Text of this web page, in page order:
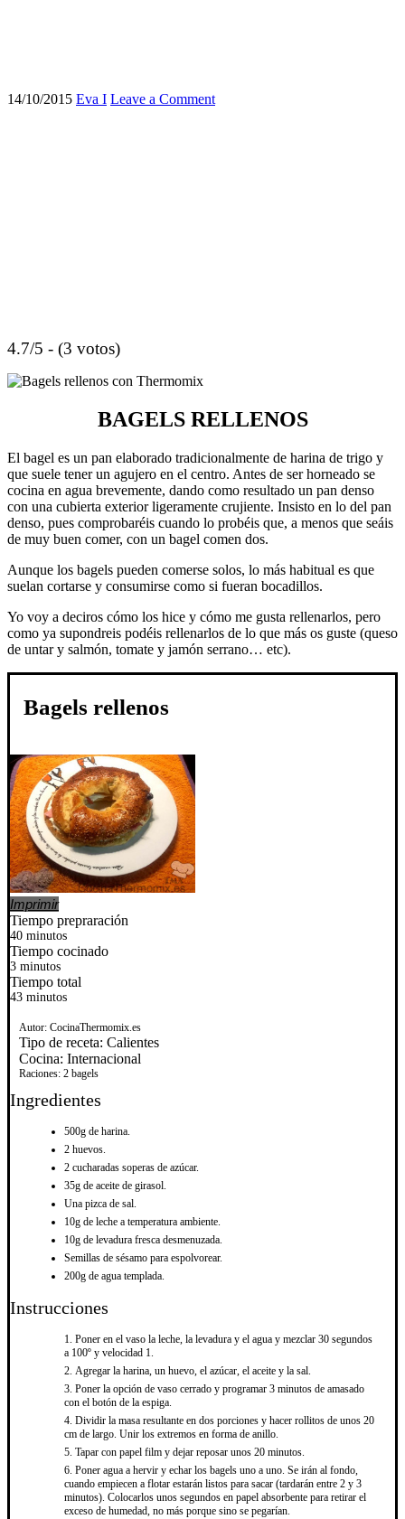
14/10/2015 Eva I Leave a Comment
4.7/5 - (3 votos)
BAGELS RELLENOS
El bagel es un pan elaborado tradicionalmente de harina de trigo y
que suele tener un agujero en el centro. Antes de ser horneado se
cocina en agua brevemente, dando como resultado un pan denso
con una cubierta exterior ligeramente crujiente. Insisto en lo del pan
denso, pues comprobaréis cuando lo probéis que, a menos que seáis
de muy buen comer, con un bagel comen dos.
Aunque los bagels pueden comerse solos, lo más habitual es que
suelan cortarse y consumirse como si fueran bocadillos.
Yo voy a deciros cómo los hice y cómo me gusta rellenarlos, pero
como ya supondreis podéis rellenarlos de lo que más os guste (queso
de untar y salmón, tomate y jamón serrano… etc).
Bagels rellenos
Imprimir
Tiempo prepraración
40 minutos
Tiempo cocinado
3 minutos
Tiempo total
43 minutos
Autor: CocinaThermomix.es
Tipo de receta: Calientes
Cocina: Internacional
Raciones: 2 bagels
Ingredientes
500g de harina.
2 huevos.
2 cucharadas soperas de azúcar.
35g de aceite de girasol.
Una pizca de sal.
10g de leche a temperatura ambiente.
10g de levadura fresca desmenuzada.
Semillas de sésamo para espolvorear.
200g de agua templada.
Instrucciones
Poner en el vaso la leche, la levadura y el agua y mezclar 30 segundos
a 100º y velocidad 1.
Agregar la harina, un huevo, el azúcar, el aceite y la sal.
Poner la opción de vaso cerrado y programar 3 minutos de amasado
con el botón de la espiga.
Dividir la masa resultante en dos porciones y hacer rollitos de unos 20
cm de largo. Unir los extremos en forma de anillo.
Tapar con papel film y dejar reposar unos 20 minutos.
Poner agua a hervir y echar los bagels uno a uno. Se irán al fondo,
cuando empiecen a flotar estarán listos para sacar (tardarán entre 2 y 3
minutos). Colocarlos unos segundos en papel absorbente para retirar el
exceso de humedad, no más porque sino se pegarían.